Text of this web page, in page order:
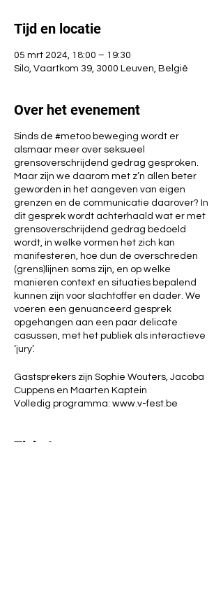
Tijd en locatie
05 mrt 2024, 18:00 – 19:30
Silo, Vaartkom 39, 3000 Leuven, België
Over het evenement
Sinds de #metoo beweging wordt er
alsmaar meer over seksueel
grensoverschrijdend gedrag gesproken.
Maar zijn we daarom met z’n allen beter
geworden in het aangeven van eigen
grenzen en de communicatie daarover? In
dit gesprek wordt achterhaald wat er met
grensoverschrijdend gedrag bedoeld
wordt, in welke vormen het zich kan
manifesteren, hoe dun de overschreden
(grens)lijnen soms zijn, en op welke
manieren context en situaties bepalend
kunnen zijn voor slachtoffer en dader. We
voeren een genuanceerd gesprek
opgehangen aan een paar delicate
casussen, met het publiek als interactieve
‘jury’.
Gastsprekers zijn Sophie Wouters, Jacoba
Cuppens en Maarten Kaptein
Volledig programma: www.v-fest.be
Tickets